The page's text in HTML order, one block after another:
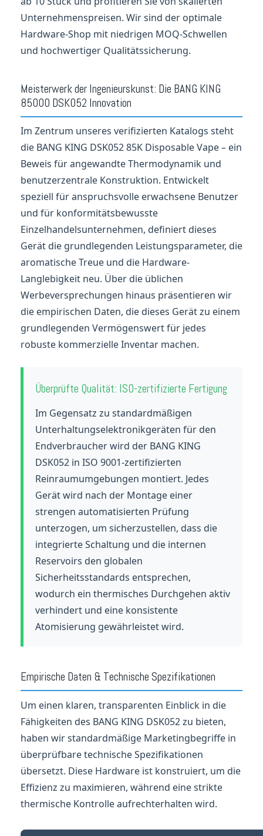
Unternehmenspreisen. Wir sind der optimale
Hardware-Shop mit niedrigen MOQ-Schwellen
und hochwertiger Qualitätssicherung.
Meisterwerk der Ingenieurskunst: Die BANG KING
85000 DSK052 Innovation
Im Zentrum unseres verifizierten Katalogs steht
die BANG KING DSK052 85K Disposable Vape – ein
Beweis für angewandte Thermodynamik und
benutzerzentrale Konstruktion. Entwickelt
speziell für anspruchsvolle erwachsene Benutzer
und für konformitätsbewusste
Einzelhandelsunternehmen, definiert dieses
Gerät die grundlegenden Leistungsparameter, die
aromatische Treue und die Hardware-
Langlebigkeit neu. Über die üblichen
Werbeversprechungen hinaus präsentieren wir
die empirischen Daten, die dieses Gerät zu einem
grundlegenden Vermögenswert für jedes
robuste kommerzielle Inventar machen.
Überprüfte Qualität: ISO-zertifizierte Fertigung
Im Gegensatz zu standardmäßigen
Unterhaltungselektronikgeräten für den
Endverbraucher wird der BANG KING
DSK052 in ISO 9001-zertifizierten
Reinraumumgebungen montiert. Jedes
Gerät wird nach der Montage einer
strengen automatisierten Prüfung
unterzogen, um sicherzustellen, dass die
integrierte Schaltung und die internen
Reservoirs den globalen
Sicherheitsstandards entsprechen,
wodurch ein thermisches Durchgehen aktiv
verhindert und eine konsistente
Atomisierung gewährleistet wird.
Empirische Daten & Technische Spezifikationen
Um einen klaren, transparenten Einblick in die
Fähigkeiten des BANG KING DSK052 zu bieten,
haben wir standardmäßige Marketingbegriffe in
überprüfbare technische Spezifikationen
übersetzt. Diese Hardware ist konstruiert, um die
Effizienz zu maximieren, während eine strikte
thermische Kontrolle aufrechterhalten wird.